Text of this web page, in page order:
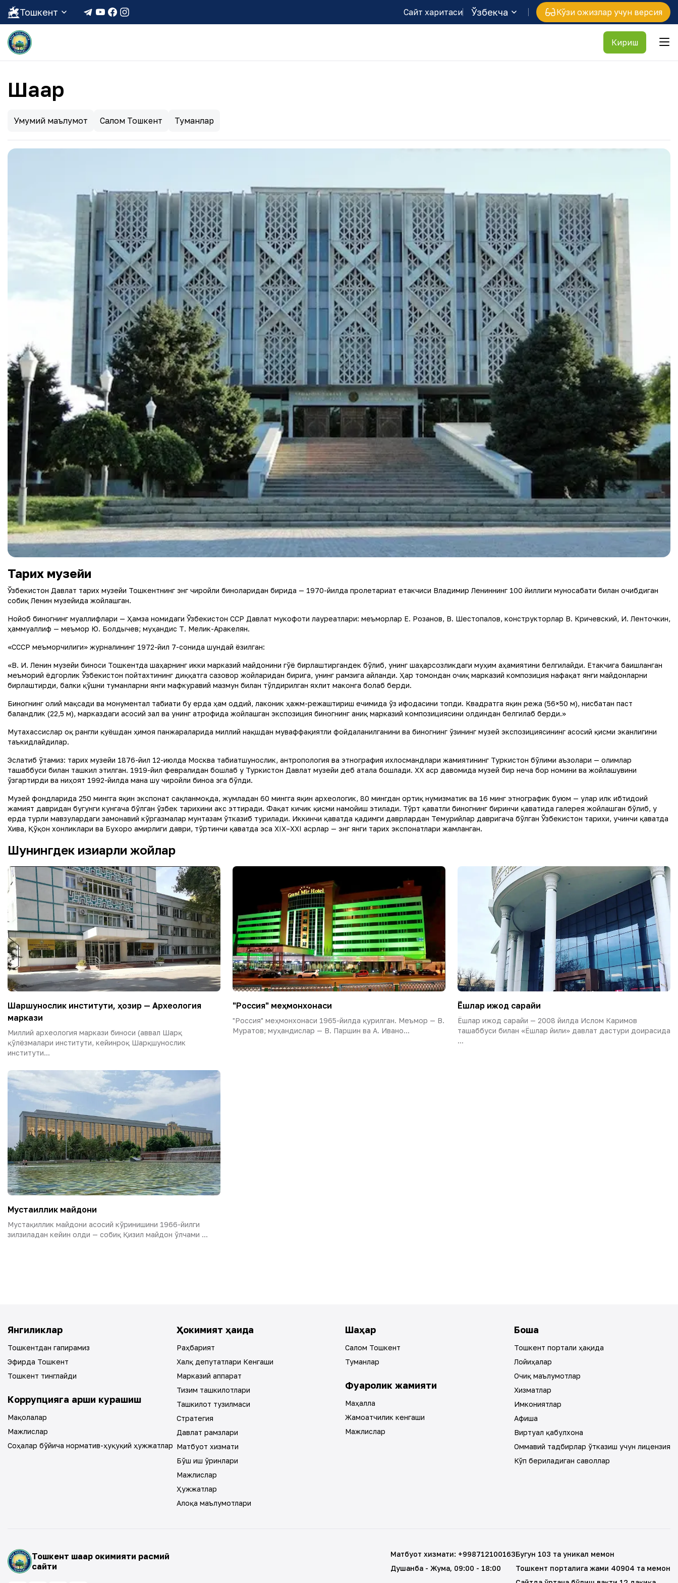
Тошкент Сайт харитаси Ўзбекча Кўзи ожизлар учун версия
Кириш
Шаҳар
Умумий маълумот Салом Тошкент Туманлар
Тарих музейи
Ўзбекистон Давлат тарих музейи Тошкентнинг энг чиройли биноларидан бирида — 1970-йилда пролетариат етакчиси Владимир Лениннинг 100 йиллиги муносабати билан очибдиган
собиқ Ленин музейида жойлашган.
Нойоб биногнинг муаллифлари — Ҳамза номидаги Ўзбекистон ССР Давлат мукофоти лауреатлари: меъморлар Е. Розанов, В. Шестопалов, конструкторлар В. Кричевский, И. Ленточкин,
ҳаммуаллиф — меъмор Ю. Болдычев; муҳандис Т. Мелик-Аракелян.
«СССР меъморчилиги» журналининг 1972-йил 7-сонида шундай ёзилган:
«В. И. Ленин музейи биноси Тошкентда шаҳарнинг икки марказий майдонини гўё бирлаштиргандек бўлиб, унинг шаҳарсозликдаги муҳим аҳамиятини белгилайди. Етакчига бағишланган
меъморий ёдгорлик Ўзбекистон пойтахтининг диққатга сазовор жойларидан бирига, унинг рамзига айланди. Ҳар томондан очиқ марказий композиция нафақат янги майдонларни
бирлаштирди, балки қўшни туманларни янги мафкуравий мазмун билан тўлдирилган яхлит маконга боғлаб берди.
Биногнинг олий мақсади ва монументал табиати бу ерда ҳам оддий, лаконик ҳажм-режаштириш ечимида ўз ифодасини топди. Квадратга яқин режа (56×50 м), нисбатан паст
баландлик (22,5 м), марказдаги асосий зал ва унинг атрофида жойлашган экспозиция биногнинг аниқ марказий композициясини олдиндан белгилаб берди.»
Мутахассислар оқ рангли қуёшдан ҳимоя панжараларида миллий нақшдан муваффақиятли фойдаланилганини ва биногнинг ўзининг музей экспозициясининг асосий қисми эканлигини
таъкидлайдилар.
Эслатиб ўтамиз: тарих музейи 1876-йил 12-июлда Москва табиатшунослик, антропология ва этнография ихлосмандлари жамиятининг Туркистон бўлими аъзолари — олимлар
ташаббуси билан ташкил этилган. 1919-йил февралидан бошлаб у Туркистон Давлат музейи деб атала бошлади. XX аср давомида музей бир неча бор номини ва жойлашувини
ўзгартирди ва ниҳоят 1992-йилда мана шу чиройли биноға эга бўлди.
Музей фондларида 250 мингга яқин экспонат сақланмоқда, жумладан 60 мингга яқин археологик, 80 мингдан ортиқ нумизматик ва 16 минг этнографик буюм — улар илк ибтидоий
жамият давридан бугунги кунгача бўлган ўзбек тарихини акс эттиради. Фақат кичик қисми намойиш этилади. Тўрт қаватли биногнинг биринчи қаватида галерея жойлашган бўлиб, у
ерда турли мавзулардаги замонавий кўргазмалар мунтазам ўтказиб турилади. Иккинчи қаватда қадимги даврлардан Темурийлар давригача бўлган Ўзбекистон тарихи, учинчи қаватда
Хива, Қўқон хонликлари ва Бухоро амирлиги даври, тўртинчи қаватда эса XIX–XXI асрлар — энг янги тарих экспонатлари жамланган.
Шунингдек қизиқарли жойлар
Шарқшунослик институти, ҳозир — Археология
маркази
Миллий археология маркази биноси (аввал Шарқ
қўлёзмалари институти, кейинроқ Шарқшунослик
институти...
"Россия" меҳмонхонаси
"Россия" меҳмонхонаси 1965-йилда қурилган. Меъмор — В.
Муратов; муҳандислар — В. Паршин ва А. Ивано...
Ёшлар ижод сарайи
Ёшлар ижод сарайи — 2008 йилда Ислом Каримов
ташаббуси билан «Ёшлар йили» давлат дастури доирасида
...
Мустақиллик майдони
Мустақиллик майдони асосий кўринишини 1966-йилги
зилзиладан кейин олди — собиқ Қизил майдон ўлчами ...
Янгиликлар
Тошкентдан гапирамиз
Эфирда Тошкент
Тошкент тинглайди
Коррупцияга қарши курашиш
Мақолалар
Мажлислар
Соҳалар бўйича норматив-ҳуқуқий ҳужжатлар
Ҳокимият ҳақида
Раҳбарият
Халқ депутатлари Кенгаши
Марказий аппарат
Тизим ташкилотлари
Ташкилот тузилмаси
Стратегия
Давлат рамзлари
Матбуот хизмати
Бўш иш ўринлари
Мажлислар
Ҳужжатлар
Алоқа маълумотлари
Шаҳар
Салом Тошкент
Туманлар
Фуқаролик жамияти
Маҳалла
Жамоатчилик кенгаши
Мажлислар
Бошқа
Тошкент портали ҳақида
Лойиҳалар
Очиқ маълумотлар
Хизматлар
Имкониятлар
Афиша
Виртуал қабулхона
Оммавий тадбирлар ўтказиш учун лицензия
Кўп бериладиган саволлар
Тошкент шаҳар ҳокимияти расмий
сайти
Матбуот хизмати: +998712100163
Душанба - Жума, 09:00 - 18:00
Бугун 103 та уникал меҳмон
Тошкент порталига жами 40904 та меҳмон